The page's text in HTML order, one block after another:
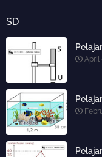
SD
April